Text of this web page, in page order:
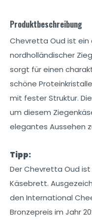
Produktbeschreibung
Chevretta Oud ist
nordholländischer
sorgt für einen
schöne
mit fester Struktur.
um diesem
elegantes Aussehen
Tipp:
Der Chevretta Oud
Käsebrett.
den International
Bronzepreis im Jahr